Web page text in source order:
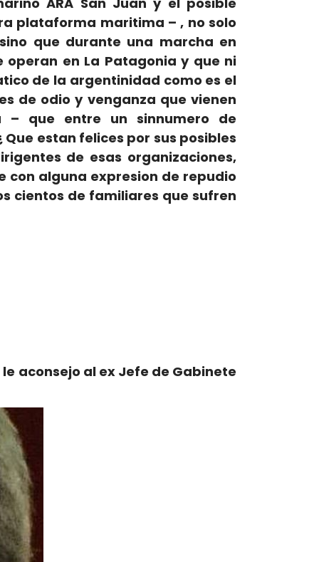
plataforma maritima – , no solo
que durante una marcha en
operan en La Patagonia y que ni
de la argentinidad como es el
de odio y venganza que vienen
– que entre un sinnumero de
estan felices por sus posibles
de esas organizaciones,
con alguna expresion de repudio
cientos de familiares que sufren
aconsejo al ex Jefe de Gabinete